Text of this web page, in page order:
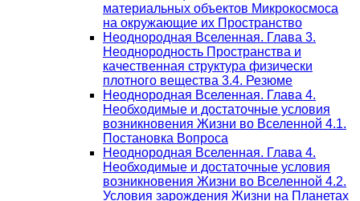
материальных объектов Микрокосмоса
на окружающие их Пространство
Неоднородная Вселенная. Глава 3.
Неоднородность Пространства и
качественная структура физически
плотного вещества 3.4. Резюме
Неоднородная Вселенная. Глава 4.
Необходимые и достаточные условия
возникновения Жизни во Вселенной 4.1.
Постановка Вопроса
Неоднородная Вселенная. Глава 4.
Необходимые и достаточные условия
возникновения Жизни во Вселенной 4.2.
Условия зарождения Жизни на Планетах